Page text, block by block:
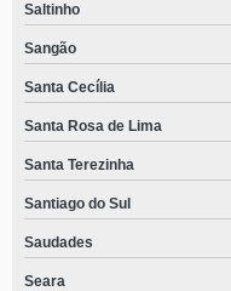
Saltinho
Sangão
Santa Cecília
Santa Rosa de Lima
Santa Terezinha
Santiago do Sul
Saudades
Seara